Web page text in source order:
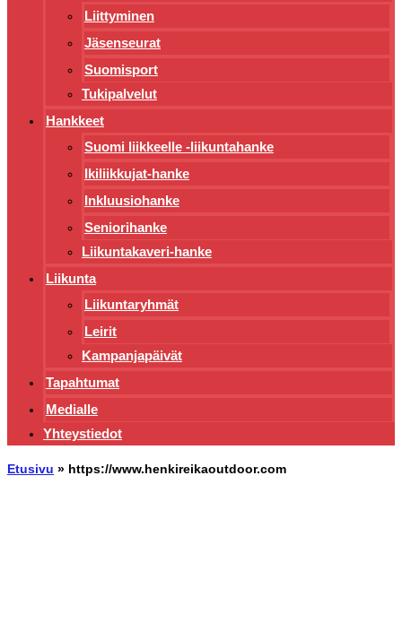
Liittyminen
Jäsenseurat
Suomisport
Tukipalvelut
Hankkeet
Suomi liikkeelle -liikuntahanke
Ikiliikkujat-hanke
Inkluusiohanke
Seniorihanke
Liikuntakaveri-hanke
Liikunta
Liikuntaryhmät
Leirit
Kampanjapäivät
Tapahtumat
Medialle
Yhteystiedot
Etusivu » https://www.henkireikaoutdoor.com